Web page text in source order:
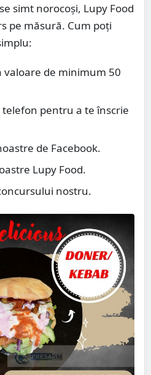
simt norocoși, Lupy Food
pe măsură. Cum poți
valoare de minimum 50
pentru a te înscrie
de Facebook.
Lupy Food.
nostru.